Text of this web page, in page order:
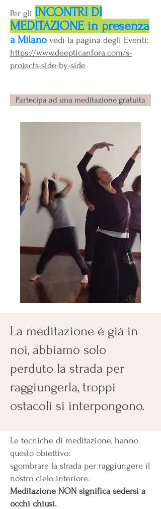
Per gli INCONTRI DI
MEDITAZIONE in presenza
a Milano vedi la pagina degli Eventi:
https://www.deepticanfora.com/s-
projects-side-by-side
Partecipa ad una meditazione gratuita
La meditazione è già in
noi, abbiamo solo
perduto la strada per
raggiungerla, troppi
ostacoli si interpongono.
Le tecniche di meditazione, hanno
questo obiettivo:
sgombrare la strada per raggiungere il
nostro cielo interiore.
Meditazione NON significa sedersi a
occhi chiusi.